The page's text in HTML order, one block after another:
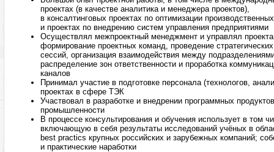
проектах (в качестве аналитика и менеджера проектов),
в консалтинговых проектах по оптимизации
и проектах по внедрению систем управления предприятиями
Осуществлял межпроектный менеджмент и управлял
формирование проектных команд, проведение стратегических
сессий, организация взаимодействия между
распределение зон ответственности и проработка
каналов
Принимал участие в подготовке персонала (технологов,
проектах в сфере ТЭК
Участвовал в разработке и внедрении программных
промышленности
В процессе консультирования и обучения использует в том
включающую в себя результаты исследований учёных в
best practics крупных российских и зарубежных компаний;
и практические наработки